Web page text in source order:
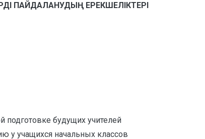
ПАЙДАЛАНУДЫҢ ЕРЕКШЕЛІКТЕРІ
подготовке будущих учителей
у учащихся начальных классов